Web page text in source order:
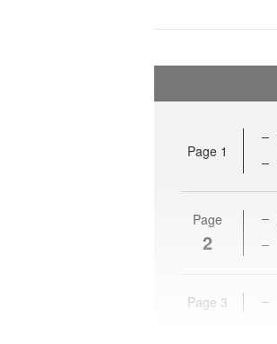
Page 1
Page
2
Page 3